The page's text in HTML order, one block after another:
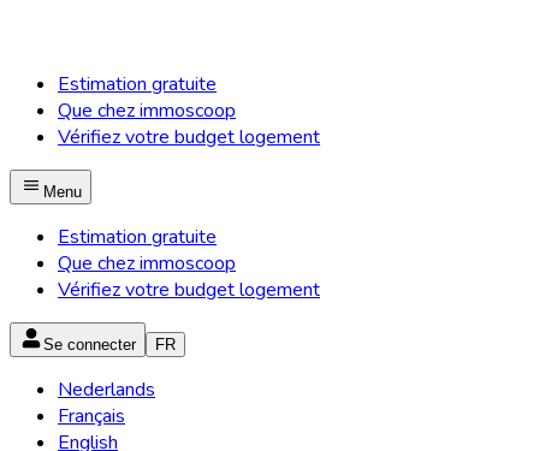
Estimation gratuite
Que chez immoscoop
Vérifiez votre budget logement
Menu
Estimation gratuite
Que chez immoscoop
Vérifiez votre budget logement
Se connecter FR
Nederlands
Français
English